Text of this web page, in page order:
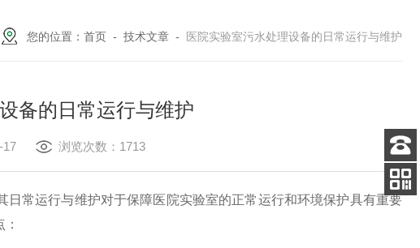
您的位置： 首页 - 技术文章 - 医院实验室污水处理设备的日常运行与维护
备的日常运行与维护
17 浏览次数：1713
常运行与维护对于保障医院实验室的正常运行和环境保护具有重要
客服
电话
扫码